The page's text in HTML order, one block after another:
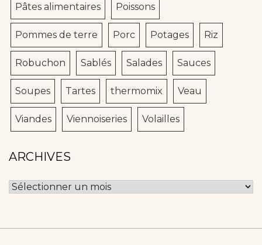
Pâtes alimentaires Poissons
Pommes de terre Porc Potages Riz
Robuchon Sablés Salades Sauces
Soupes Tartes thermomix Veau
Viandes Viennoiseries Volailles
ARCHIVES
Archives